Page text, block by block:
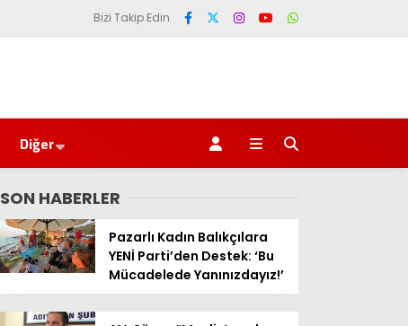
Bizi Takip Edin
Diğer
SON HABERLER
Pazarlı Kadın Balıkçılara
YENİ Parti’den Destek: ‘Bu
Mücadelede Yanınızdayız!’